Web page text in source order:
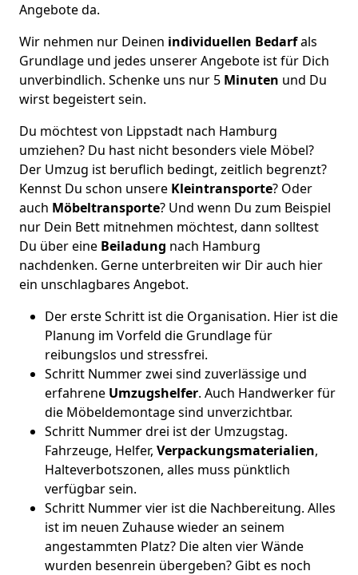
Angebote da.
Wir nehmen nur Deinen individuellen Bedarfals
Grundlage und jedes unserer Angebote ist für Dich
unverbindlich. Schenke uns nur 5 Minuten und Du
wirst begeistert sein.
Du möchtest von Lippstadt nach Hamburg
umziehen? Du hast nicht besonders viele Möbel?
Der Umzug ist beruflich bedingt, zeitlich begrenzt?
Kennst Du schon unsere Kleintransporte? Oder
auch Möbeltransporte? Und wenn Du zum Beispiel
nur Dein Bett mitnehmen möchtest, dann solltest
Du über eine Beiladung nach Hamburg
nachdenken. Gerne unterbreiten wir Dir auch hier
ein unschlagbares Angebot.
Der erste Schritt ist die Organisation. Hier ist die
Planung im Vorfeld die Grundlage für
reibungslos und stressfrei.
Schritt Nummer zwei sind zuverlässige und
erfahrene Umzugshelfer. Auch Handwerker für
die Möbeldemontage sind unverzichtbar.
Schritt Nummer drei ist der Umzugstag.
Fahrzeuge, Helfer, Verpackungsmaterialien,
Halteverbotszonen, alles muss pünktlich
verfügbar sein.
Schritt Nummer vier ist die Nachbereitung. Alles
ist im neuen Zuhause wieder an seinem
angestammten Platz? Die alten vier Wände
wurden besenrein übergeben? Gibt es noch